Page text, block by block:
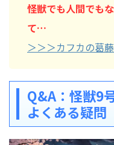
怪獣でも人間でも
て…
＞＞＞カフカの葛
Q&A：怪獣9
よくある疑問